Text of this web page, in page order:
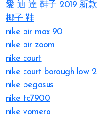
愛 迪 達 鞋子 2019 新款
椰子 鞋
nike air max 90
nike air zoom
nike court
nike court borough low 2
nike pegasus
nike tc7900
nike vomero